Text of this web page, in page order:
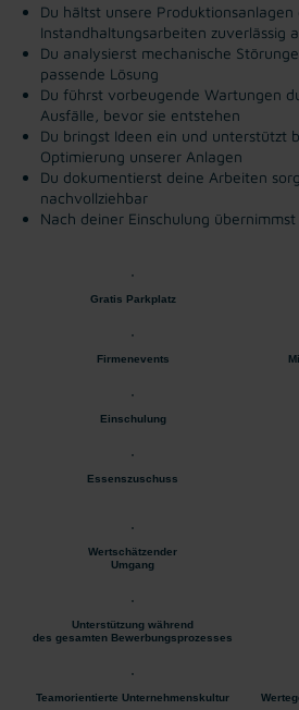
Du hältst unsere
Instandhaltungsarbeiten zuverlässig
Du analysierst mechanische
passende Lösung
Du führst vorbeugende Wartungen
Ausfälle, bevor sie entstehen
Du bringst Ideen ein und unterstützt
Optimierung unserer Anlagen
Du dokumentierst deine Arbeiten
nachvollziehbar
Nach deiner Einschulung
Gratis Parkplatz
Firmenevents
Einschulung
Essenszuschuss
Wertschätzender
Umgang
Unterstützung während
des gesamten Bewerbungsprozesses
Teamorientierte Unternehmenskultur